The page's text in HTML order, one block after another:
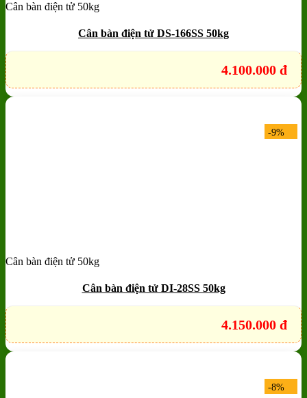
Add to wishlist
Cân bàn điện tử 50kg
Cân bàn điện tử DS-166SS 50kg
4.100.000 đ
-9%
Add to wishlist
Cân bàn điện tử 50kg
Cân bàn điện tử DI-28SS 50kg
4.150.000 đ
-8%